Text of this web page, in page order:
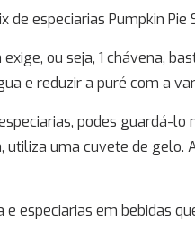
de especiarias Pumpkin Pie
ou seja, 1 chávena,
e reduzir a puré com a
podes guardá-
utiliza uma cuvete de
especiarias em bebidas